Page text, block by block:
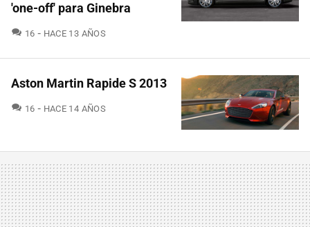
'one-off' para Ginebra
16 COMENTARIOS
HACE 13 AÑOS
Aston Martin Rapide S 2013
16 COMENTARIOS
HACE 14 AÑOS